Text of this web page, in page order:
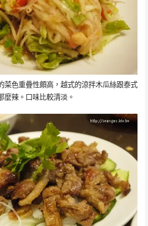
菜色重疊性頗高，越式的涼拌木瓜絲跟泰式
麼辣。口味比較清淡。